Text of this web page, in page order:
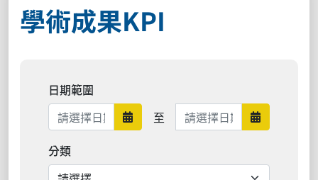
學術成果KPI
日期範圍
日期範圍開始
至 日期範圍結束 日期範圍
分類